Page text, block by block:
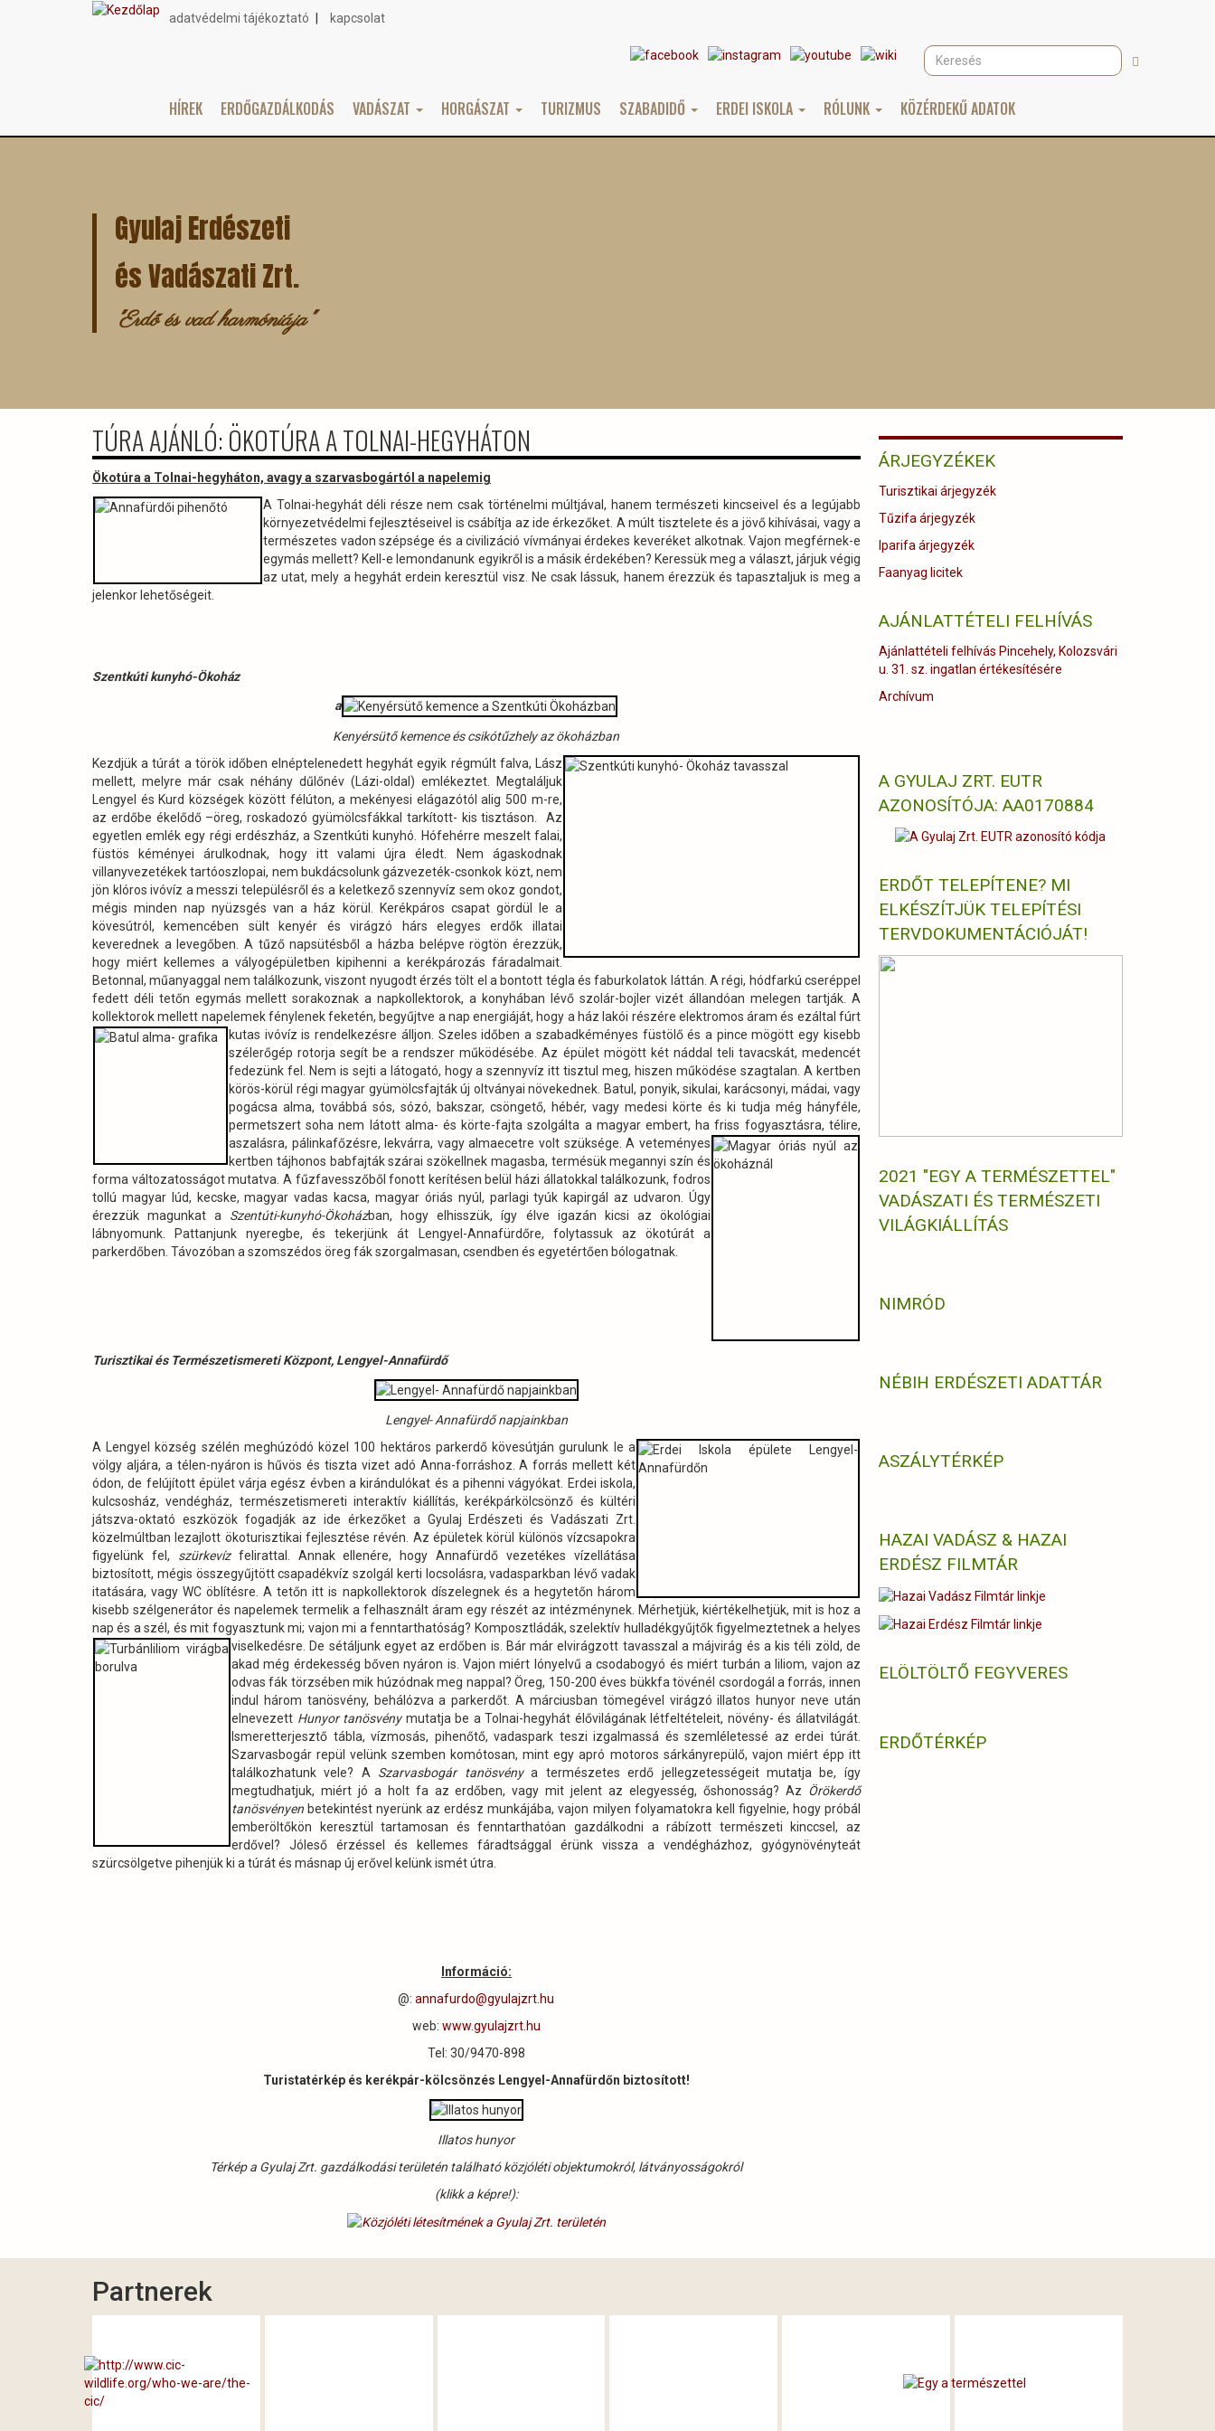
Topmenu
adatvédelmi tájékoztató kapcsolat
Keresés Keresés
Main
HÍREK ERDŐGAZDÁLKODÁS VADÁSZAT HORGÁSZAT TURIZMUS SZABADIDŐ ERDEI ISKOLA RÓLUNK KÖZÉRDEKŰ ADATOK
Gyulaj Erdészeti
és Vadászati Zrt.
"Erdő és vad harmóniája"
TÚRA AJÁNLÓ: ÖKOTÚRA A TOLNAI-HEGYHÁTON
Ökotúra a Tolnai-hegyháton, avagy a szarvasbogártól a napelemig
A Tolnai-hegyhát déli része nem csak történelmi múltjával, hanem természeti kincseivel és a legújabb
környezetvédelmi fejlesztéseivel is csábítja az ide érkezőket. A múlt tisztelete és a jövő kihívásai, vagy a
természetes vadon szépsége és a civilizáció vívmányai érdekes keveréket alkotnak. Vajon megférnek-e
egymás mellett? Kell-e lemondanunk egyikről is a másik érdekében? Keressük meg a választ, járjuk végig
az utat, mely a hegyhát erdein keresztül visz. Ne csak lássuk, hanem érezzük és tapasztaljuk is meg a
jelenkor lehetőségeit.
Szentkúti kunyhó-Ökoház
a
Kenyérsütő kemence és csikótűzhely az ökoházban
Kezdjük a túrát a török időben elnéptelenedett hegyhát egyik régmúlt falva, Lász
mellett, melyre már csak néhány dűlőnév (Lázi-oldal) emlékeztet. Megtaláljuk
Lengyel és Kurd községek között félúton, a mekényesi elágazótól alig 500 m-re,
az erdőbe ékelődő –öreg, roskadozó gyümölcsfákkal tarkított- kis tisztáson. Az
egyetlen emlék egy régi erdészház, a Szentkúti kunyhó. Hófehérre meszelt falai,
füstös kéményei árulkodnak, hogy itt valami újra éledt. Nem ágaskodnak
villanyvezetékek tartóoszlopai, nem bukdácsolunk gázvezeték-csonkok közt, nem
jön klóros ivóvíz a messzi településről és a keletkező szennyvíz sem okoz gondot,
mégis minden nap nyüzsgés van a ház körül. Kerékpáros csapat gördül le a
kövesútról, kemencében sült kenyér és virágzó hárs elegyes erdők illatai
keverednek a levegőben. A tűző napsütésből a házba belépve rögtön érezzük,
hogy miért kellemes a vályogépületben kipihenni a kerékpározás fáradalmait.
Betonnal, műanyaggal nem találkozunk, viszont nyugodt érzés tölt el a bontott tégla és faburkolatok láttán. A régi, hódfarkú cseréppel
fedett déli tetőn egymás mellett sorakoznak a napkollektorok, a konyhában lévő szolár-bojler vizét állandóan melegen tartják. A
kollektorok mellett napelemek fénylenek feketén, begyűjtve a nap energiáját, hogy a ház lakói részére elektromos áram és ezáltal fúrt
kutas ivóvíz is rendelkezésre álljon. Szeles időbena szabadkéményes füstölő és a pince mögött egy kisebb
szélerőgép rotorja segít be a rendszer működésébe. Az épület mögött két náddal teli tavacskát, medencét
fedezünk fel. Nem is sejti a látogató, hogy a szennyvíz itt tisztul meg, hiszen működése szagtalan. A kertben
körös-körül régi magyar gyümölcsfajták új oltványai növekednek. Batul, ponyik, sikulai, karácsonyi, mádai, vagy
pogácsa alma, továbbá sós, sózó, bakszar, csöngető, hébér, vagy medesi körte és ki tudja még hányféle,
permetszert soha nem látott alma- és körte-fajta szolgálta a magyar embert, ha friss fogyasztásra, télire,
aszalásra, pálinkafőzésre, lekvárra, vagy almaecetre volt szüksége. A veteményes
kertben tájhonos babfajták szárai szökellnek magasba, termésük megannyi szín és
forma változatosságot mutatva. A fűzfavesszőből fonott kerítésen belül házi állatokkal találkozunk, fodros
tollú magyar lúd, kecske, magyar vadas kacsa, magyar óriás nyúl, parlagi tyúk kapirgál az udvaron. Úgy
érezzük magunkat a Szentúti-kunyhó-Ökoházban, hogy elhisszük, így élve igazán kicsi az ökológiai
lábnyomunk. Pattanjunk nyeregbe, és tekerjünk át Lengyel-Annafürdőre, folytassuk az ökotúrát a
parkerdőben. Távozóban a szomszédos öreg fák szorgalmasan, csendben és egyetértően bólogatnak.
Turisztikai és Természetismereti Központ, Lengyel-Annafürdő
Lengyel- Annafürdő napjainkban
A Lengyel község szélén meghúzódó közel 100 hektáros parkerdő kövesútján gurulunk le a
völgy aljára, a télen-nyáron is hűvös és tiszta vizet adó Anna-forráshoz. A forrás mellett két
ódon, de felújított épület várja egész évben a kirándulókat és a pihenni vágyókat. Erdei iskola,
kulcsosház, vendégház, természetismereti interaktív kiállítás, kerékpárkölcsönző és kültéri
játszva-oktató eszközök fogadják az ide érkezőket a Gyulaj Erdészeti és Vadászati Zrt.
közelmúltban lezajlott ökoturisztikai fejlesztése révén. Az épületek körül különös vízcsapokra
figyelünk fel, szürkevízfelirattal. Annak ellenére, hogy Annafürdő vezetékes vízellátása
biztosított, mégis összegyűjtött csapadékvíz szolgál kerti locsolásra, vadasparkban lévő vadak
itatására, vagy WC öblítésre. A tetőn itt is napkollektorok díszelegnek és a hegytetőn három
kisebb szélgenerátor és napelemek termelik a felhasznált áram egy részét az intézménynek. Mérhetjük, kiértékelhetjük, mit is hoz a
nap és a szél, és mit fogyasztunk mi; vajon mi a fenntarthatóság? Komposztládák, szelektív hulladékgyűjtők figyelmeztetnek a helyes
viselkedésre. De sétáljunk egyet az erdőben is. Bár már elvirágzott tavasszal a májvirág és a kistéli zöld, de
akad még érdekesség bőven nyáron is. Vajon miért lónyelvű a csodabogyó és miért turbán a liliom, vajon az
odvas fák törzsében mik húzódnak meg nappal? Öreg, 150-200 éves bükkfa tövénél csordogál a forrás, innen
indul három tanösvény, behálózva a parkerdőt. A márciusban tömegével virágzó illatos hunyor neve után
elnevezett Hunyor tanösvénymutatja be a Tolnai-hegyhát élővilágának létfeltételeit, növény- és állatvilágát.
Ismeretterjesztő tábla, vízmosás, pihenőtő, vadaspark teszi izgalmassá és szemléletessé az erdei túrát.
Szarvasbogár repül velünk szemben komótosan, mint egy apró motoros sárkányrepülő, vajon miért épp itt
találkozhatunk vele? A Szarvasbogár tanösvénya természetes erdő jellegzetességeit mutatja be, így
megtudhatjuk, miért jó a holt fa az erdőben, vagy mit jelent az elegyesség, őshonosság? Az Örökerdő
tanösvényen betekintést nyerünk az erdész munkájába, vajon milyen folyamatokra kell figyelnie, hogy próbál
emberöltőkön keresztül tartamosan és fenntarthatóan gazdálkodni a rábízott természeti kinccsel, az
erdővel? Jóleső érzéssel és kellemes fáradtsággal érünk vissza a vendégházhoz, gyógynövényteát
szürcsölgetve pihenjük ki a túrát és másnap új erővel kelünk ismét útra.
Információ:
@:annafurdo@gyulajzrt.hu
web: www.gyulajzrt.hu
Tel: 30/9470-898
Turistatérkép és kerékpár-kölcsönzés Lengyel-Annafürdőn biztosított!
Illatos hunyor
Térkép a Gyulaj Zrt. gazdálkodási területén található közjóléti objektumokról, látványosságokról
(klikk a képre!):
ÁRJEGYZÉKEK
Turisztikai árjegyzék
Tűzifa árjegyzék
Iparifa árjegyzék
Faanyag licitek
AJÁNLATTÉTELI FELHÍVÁS
Ajánlattételi felhívás Pincehely, Kolozsvári
u. 31. sz. ingatlan értékesítésére
Archívum
A GYULAJ ZRT. EUTR
AZONOSÍTÓJA: AA0170884
ERDŐT TELEPÍTENE? MI
ELKÉSZÍTJÜK TELEPÍTÉSI
TERVDOKUMENTÁCIÓJÁT!
2021 "EGY A TERMÉSZETTEL"
VADÁSZATI ÉS TERMÉSZETI
VILÁGKIÁLLÍTÁS
NIMRÓD
NÉBIH ERDÉSZETI ADATTÁR
ASZÁLYTÉRKÉP
HAZAI VADÁSZ & HAZAI
ERDÉSZ FILMTÁR
ELÖLTÖLTŐ FEGYVERES
ERDŐTÉRKÉP
Partnerek